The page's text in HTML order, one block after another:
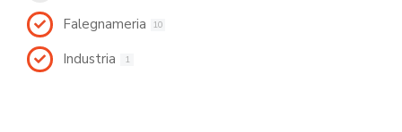
Falegnameria 10
Industria 1